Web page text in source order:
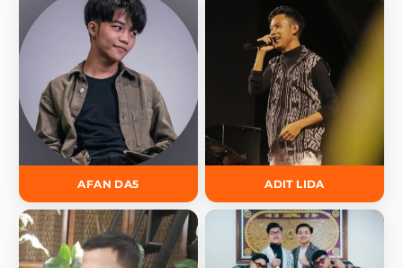
AFAN DA5 ADIT LIDA